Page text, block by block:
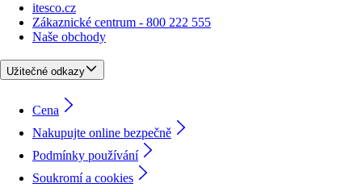
itesco.cz
Zákaznické centrum - 800 222 555
Naše obchody
Užitečné odkazy
Cena
Nakupujte online bezpečně
Podmínky používání
Soukromí a cookies